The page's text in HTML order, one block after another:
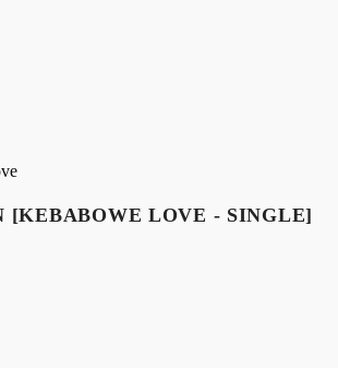
[KEBABOWE LOVE - SINGLE]